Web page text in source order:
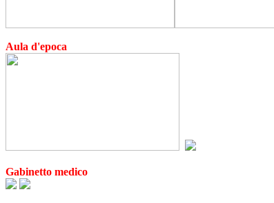
Aula d'epoca
Gabinetto medico